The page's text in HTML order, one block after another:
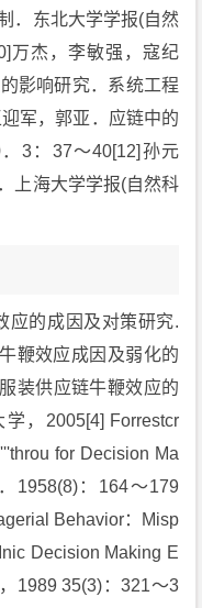
．东北大学学报(自然
万杰，李敏强，寇纪
影响研究．系统工程
军，郭亚．应链中的
3：37～40[12]孙元
上海大学学报(自然科
应的成因及对策研究.
鞭效应成因及弱化的
装供应链牛鞭效应的
，2005[4] Forrestcr
for Decision Ma
1958(8)：164～179
Behavior：Misp
Decision Making E
1989 35(3)：321～3